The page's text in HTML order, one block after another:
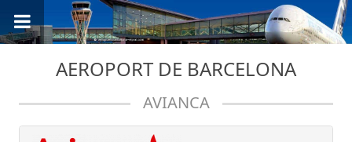
AEROPORT DE BARCELONA
AVIANCA